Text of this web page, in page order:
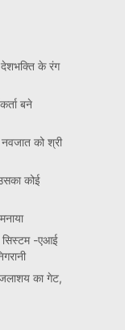
देशभक्ति के रंग
बने
को श्री
कोई
सिस्टम -एआई
जलाशय का गेट,